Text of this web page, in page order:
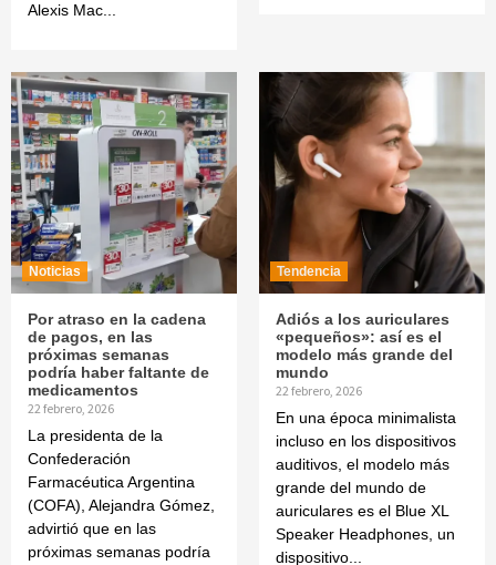
Alexis Mac...
Noticias
Por atraso en la cadena
de pagos, en las
próximas semanas
podría haber faltante de
medicamentos
22 febrero, 2026
La presidenta de la
Confederación
Farmacéutica Argentina
(COFA), Alejandra Gómez,
advirtió que en las
próximas semanas podría
Tendencia
Adiós a los auriculares
«pequeños»: así es el
modelo más grande del
mundo
22 febrero, 2026
En una época minimalista
incluso en los dispositivos
auditivos, el modelo más
grande del mundo de
auriculares es el Blue XL
Speaker Headphones, un
dispositivo...